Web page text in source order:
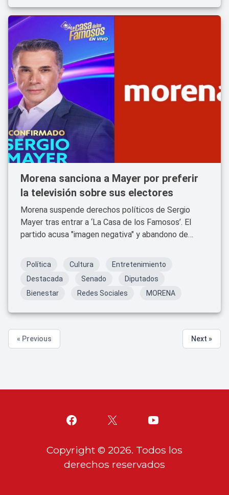
Morena sanciona a Mayer por preferir
la televisión sobre sus electores
Morena suspende derechos políticos de Sergio
Mayer tras entrar a ‘La Casa de los Famosos’. El
partido acusa "imagen negativa" y abandono de
Política Cultura
Entretenimiento
Destacada
Senado
Diputados
Bienestar
Redes Sociales MORENA
« Previous Next »
Copyright © 2026. Todos los
derechos reservados